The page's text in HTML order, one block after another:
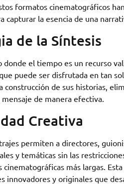
formatos cinematográficos
capturar la esencia de una
de la Síntesis
donde el tiempo es un recurso
puede ser disfrutada en tan
construcción de sus historias,
de manera efectiva.
Creativa
permiten a directores,
y temáticas sin las
cinematográficas más largas.
innovadores y originales que